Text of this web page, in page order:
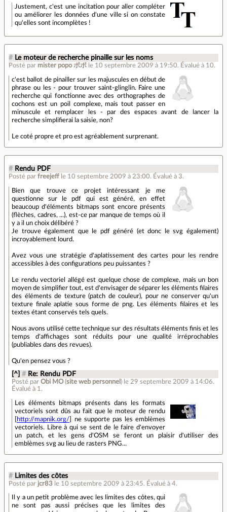
Justement, c'est une incitation pour aller compléter
ou améliorer les données d'une ville si on constate
qu'elles sont incomplètes !
# Le moteur de recherche pinaille sur les noms
Posté par mister popo ポポ le 10 septembre 2009 à 19:50. Évalué à 10.
c'est ballot de pinailler sur les majuscules en début de
phrase ou les - pour trouver saint-glinglin. Faire une
recherche qui fonctionne avec des orthographes de
cochons est un poil complexe, mais tout passer en
minuscule et remplacer les - par des espaces avant de lancer la
recherche simplifierai la saisie, non?
Le coté propre et pro est agréablement surprenant.
# Rendu PDF
Posté par freejeff le 10 septembre 2009 à 23:00. Évalué à 3.
Bien que trouve ce projet intéressant je me
questionne sur le pdf qui est généré, en effet
beaucoup d'éléments bitmaps sont encore présents
(flèches, cadres, ...), est-ce par manque de temps où il
y a il un choix délibéré ?
Je trouve également que le pdf généré (et donc le svg également)
incroyablement lourd.
Avez vous une stratégie d'aplatissement des cartes pour les rendre
accessibles à des configurations peu puissantes ?
Le rendu vectoriel allégé est quelque chose de complexe, mais un bon
moyen de simplifier tout, est d'envisager de séparer les éléments filaires
des éléments de texture (patch de couleur), pour ne conserver qu'un
texture finale aplatie sous forme de png. Les éléments filaires et les
textes étant conservés tels quels.
Nous avons utilisé cette technique sur des résultats éléments finis et les
temps d'affichages sont réduits pour une qualité irréprochables
(publiables dans des revues).
Qu'en pensez vous ?
[^] # Re: Rendu PDF
Posté parObi MO(site web personnel ) le 29 septembre 2009 à 14:06.
Évalué à 1 .
Les éléments bitmaps présents dans les formats
vectoriels sont dûs au fait que le moteur de rendu
http://mapnik.org/
] ne supporte pas les emblèmes
vectoriels. Libre à qui se sent de le faire d'envoyer
un patch, et les gens d'OSM se feront un plaisir d'utiliser des
emblèmes svg au lieu de rasters PNG...
# Limites des côtes
Posté par jcr83 le 10 septembre 2009 à 23:45. Évalué à 4.
Il y a un petit problème avec les limites des côtes, qui
ne sont pas aussi précises que les limites des